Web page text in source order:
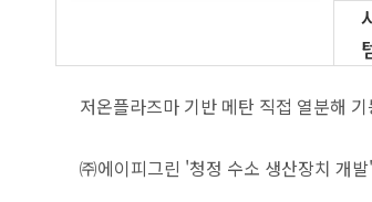
저온플라즈마 기반 메탄 직접 열분해
㈜에이피그린 '청정 수소 생산장치 개